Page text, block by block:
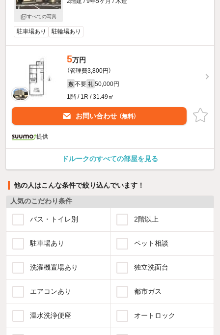
すべての写真
駐車場あり 駐輪場あり
5万円
（管理費3,800円）
敷 不要 礼 50,000円
1階 / 1R / 31.49㎡
お問い合わせ （無料）
提供
ドルークのすべての部屋を見る
他の人はこんな条件で絞り込んでいます！
人気のこだわり条件
バス・トイレ別 2階以上
駐車場あり ペット相談
洗濯機置場あり 独立洗面台
エアコンあり 都市ガス
温水洗浄便座 オートロック